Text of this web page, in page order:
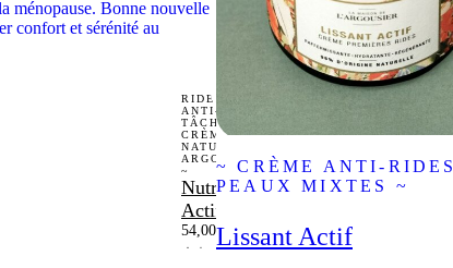
ménopause. Bonne nouvelle
confort et sérénité au
RIDES |
ANTI-
TÂCHES
CRÈME
NATURELLE
ARGOUSIER
~
Nutri
Actif
54,00€
~ CRÈME ANTI-RIDES
PEAUX MIXTES ~
Lissant Actif